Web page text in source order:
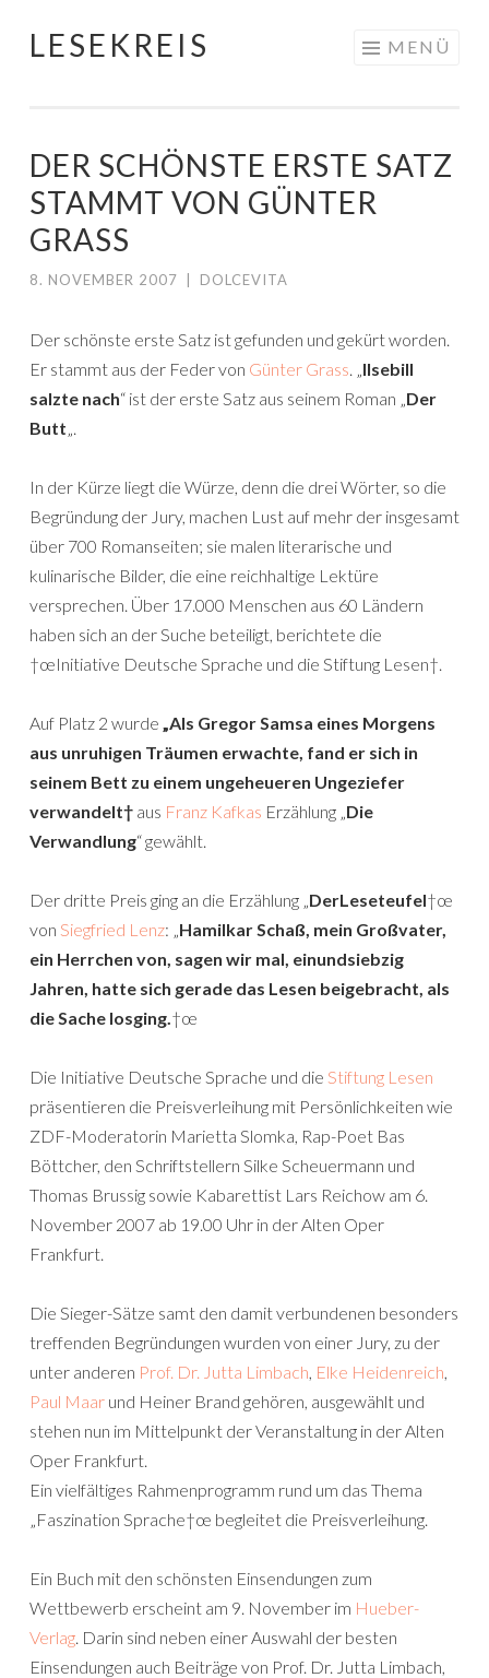
Springe
LESEKREIS MENÜ
DER SCHÖNSTE ERSTE SATZ
STAMMT VON GÜNTER
GRASS
8. NOVEMBER 2007 DOLCEVITA
Der schönste erste Satz ist gefunden und gekürt worden.
Er stammt aus der Feder von Günter Grass. „Ilsebill
salzte nach“ ist der erste Satz aus seinem Roman „Der
Butt„.
In der Kürze liegt die Würze, denn die drei Wörter, so die
Begründung der Jury, machen Lust auf mehr der insgesamt
über 700 Romanseiten; sie malen literarische und
kulinarische Bilder, die eine reichhaltige Lektüre
versprechen. Über 17.000 Menschen aus 60 Ländern
haben sich an der Suche beteiligt, berichtete die
†œInitiative Deutsche Sprache und die Stiftung Lesen†.
Auf Platz 2 wurde „Als Gregor Samsa eines Morgens
aus unruhigen Träumen erwachte, fand er sich in
seinem Bett zu einem ungeheueren Ungeziefer
verwandelt† aus Franz Kafkas Erzählung „Die
Verwandlung“ gewählt.
Der dritte Preis ging an die Erzählung „DerLeseteufel†œ
von Siegfried Lenz: „Hamilkar Schaß, mein Großvater,
ein Herrchen von, sagen wir mal, einundsiebzig
Jahren, hatte sich gerade das Lesen beigebracht, als
die Sache losging.†œ
Die Initiative Deutsche Sprache und die Stiftung Lesen
präsentieren die Preisverleihung mit Persönlichkeiten wie
ZDF-Moderatorin Marietta Slomka, Rap-Poet Bas
Böttcher, den Schriftstellern Silke Scheuermann und
Thomas Brussig sowie Kabarettist Lars Reichow am 6.
November 2007 ab 19.00 Uhr in der Alten Oper
Frankfurt.
Die Sieger-Sätze samt den damit verbundenen besonders
treffenden Begründungen wurden von einer Jury, zu der
unter anderen Prof. Dr. Jutta Limbach, Elke Heidenreich,
Paul Maar und Heiner Brand gehören, ausgewählt und
stehen nun im Mittelpunkt der Veranstaltung in der Alten
Oper Frankfurt.
Ein vielfältiges Rahmenprogramm rund um das Thema
„Faszination Sprache†œ begleitet die Preisverleihung.
Ein Buch mit den schönsten Einsendungen zum
Wettbewerb erscheint am 9. November im Hueber-
Verlag. Darin sind neben einer Auswahl der besten
Einsendungen auch Beiträge von Prof. Dr. Jutta Limbach,